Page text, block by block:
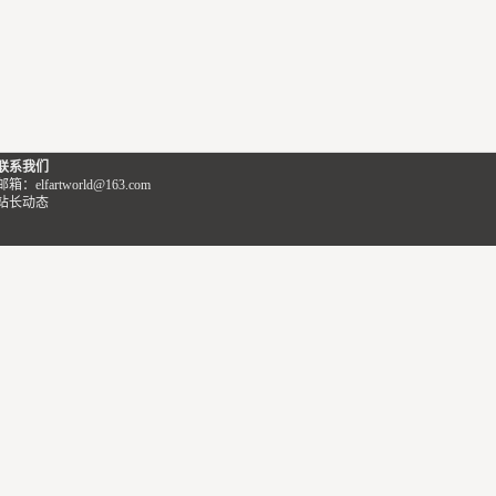
系我们
箱：elfartworld@163.com
长动态